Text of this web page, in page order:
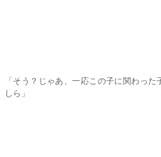
「そう？じゃあ、一応この子に関わっ
しら」